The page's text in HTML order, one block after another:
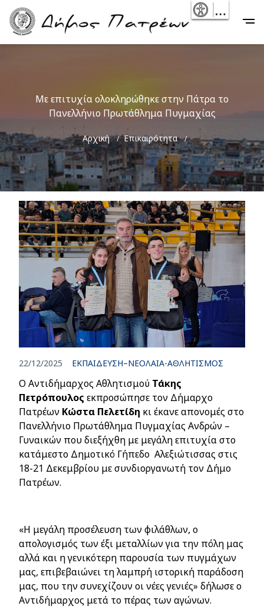
Skip
main
Main
navigation
Με επιτυχία ολοκληρώθηκε στην Πάτρα το
Πανελλήνιο Πρωτάθλημα Πυγμαχίας
Breadcrumb
Αρχική Επικαιρότητα
22/12/2025 ΕΚΠΑΙΔΕΥΣΗ–ΝΕΟΛΑΙΑ-ΑΘΛΗΤΙΣΜΟΣ
Ο Αντιδήμαρχος Αθλητισμού Τάκης
Πετρόπουλος εκπροσώπησε τον Δήμαρχο
Πατρέων Κώστα Πελετίδη κι έκανε απονομές στο
Πανελλήνιο Πρωτάθλημα Πυγμαχίας Ανδρών –
Γυναικών που διεξήχθη με μεγάλη επιτυχία στο
κατάμεστο Δημοτικό Γήπεδο Αλεξιώτισσας στις
18-21 Δεκεμβρίου με συνδιοργανωτή τον Δήμο
Πατρέων.
«Η μεγάλη προσέλευση των φιλάθλων, ο
απολογισμός των έξι μεταλλίων για την πόλη μας
αλλά και η γενικότερη παρουσία των πυγμάχων
μας, επιβεβαιώνει τη λαμπρή ιστορική παράδοση
μας, που την συνεχίζουν οι νέες γενιές» δήλωσε ο
Αντιδήμαρχος μετά το πέρας των αγώνων.